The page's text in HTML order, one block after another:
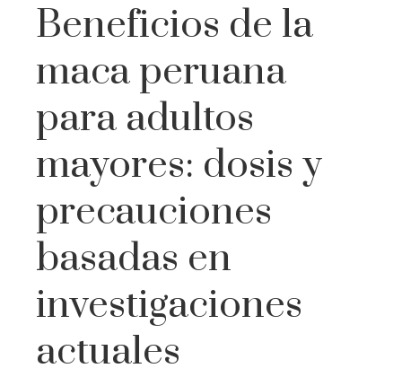
Beneficios de la
maca peruana
para adultos
mayores: dosis y
precauciones
basadas en
investigaciones
actuales